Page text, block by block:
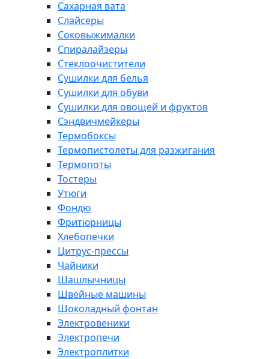
Сахарная вата
Слайсеры
Соковыжималки
Спиралайзеры
Стеклоочистители
Сушилки для белья
Сушилки для обуви
Сушилки для овощей и фруктов
Сэндвичмейкеры
Термобоксы
Термопистолеты для разжигания
Термопоты
Тостеры
Утюги
Фондю
Фритюрницы
Хлебопечки
Цитрус-прессы
Чайники
Шашлычницы
Швейные машины
Шоколадный фонтан
Электровеники
Электропечи
Электроплитки